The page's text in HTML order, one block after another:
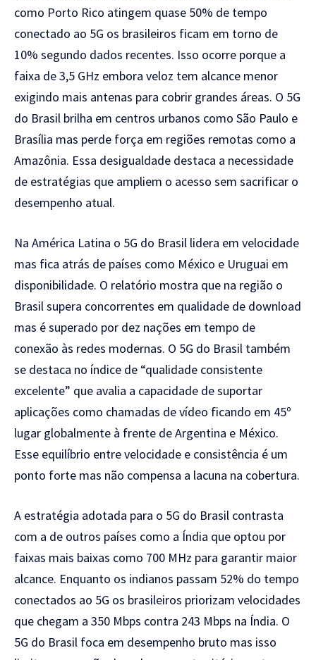
como Porto Rico atingem quase 50% de tempo
conectado ao 5G os brasileiros ficam em torno de
10% segundo dados recentes. Isso ocorre porque a
faixa de 3,5 GHz embora veloz tem alcance menor
exigindo mais antenas para cobrir grandes áreas. O 5G
do Brasil brilha em centros urbanos como São Paulo e
Brasília mas perde força em regiões remotas como a
Amazônia. Essa desigualdade destaca a necessidade
de estratégias que ampliem o acesso sem sacrificar o
desempenho atual.
Na América Latina o 5G do Brasil lidera em velocidade
mas fica atrás de países como México e Uruguai em
disponibilidade. O relatório mostra que na região o
Brasil supera concorrentes em qualidade de download
mas é superado por dez nações em tempo de
conexão às redes modernas. O 5G do Brasil também
se destaca no índice de “qualidade consistente
excelente” que avalia a capacidade de suportar
aplicações como chamadas de vídeo ficando em 45º
lugar globalmente à frente de Argentina e México.
Esse equilíbrio entre velocidade e consistência é um
ponto forte mas não compensa a lacuna na cobertura.
A estratégia adotada para o 5G do Brasil contrasta
com a de outros países como a Índia que optou por
faixas mais baixas como 700 MHz para garantir maior
alcance. Enquanto os indianos passam 52% do tempo
conectados ao 5G os brasileiros priorizam velocidades
que chegam a 350 Mbps contra 243 Mbps na Índia. O
5G do Brasil foca em desempenho bruto mas isso